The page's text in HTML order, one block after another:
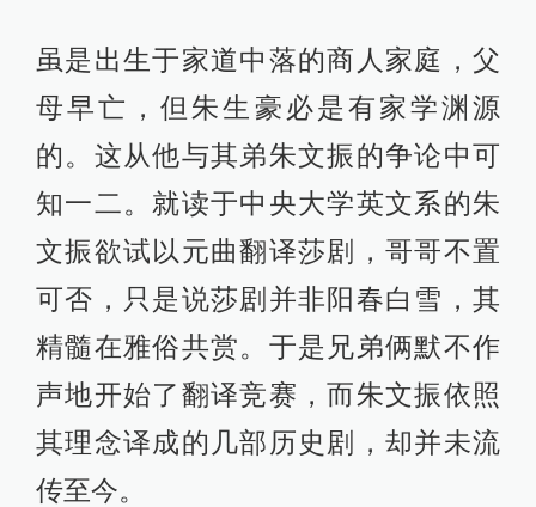
虽是出生于家道中落的商人家庭，父
母早亡，但朱生豪必是有家学渊源
的。这从他与其弟朱文振的争论中可
知一二。就读于中央大学英文系的朱
文振欲试以元曲翻译莎剧，哥哥不置
可否，只是说莎剧并非阳春白雪，其
精髓在雅俗共赏。于是兄弟俩默不作
声地开始了翻译竞赛，而朱文振依照
其理念译成的几部历史剧，却并未流
传至今。